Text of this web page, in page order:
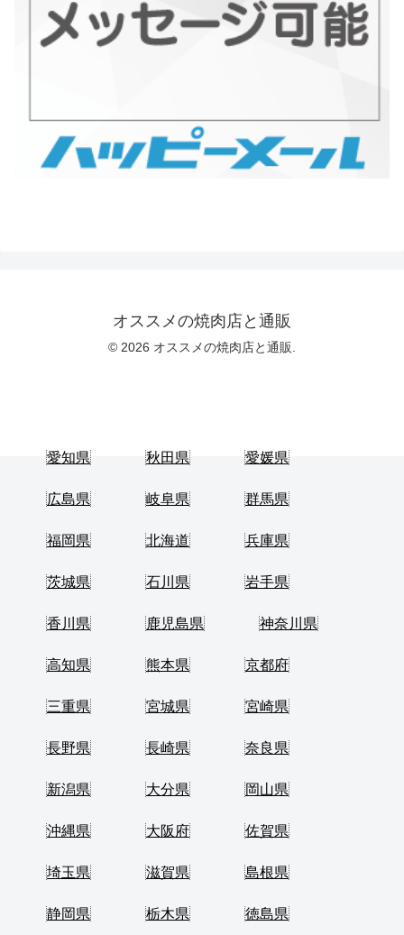
オススメの焼肉店と通販
© 2026 オススメの焼肉店と通販.
愛知県 秋田県 愛媛県
広島県 岐阜県 群馬県
福岡県 北海道 兵庫県
茨城県 石川県 岩手県
香川県 鹿児島県 神奈川県
高知県 熊本県 京都府
三重県 宮城県 宮崎県
長野県 長崎県 奈良県
新潟県 大分県 岡山県
沖縄県 大阪府 佐賀県
埼玉県 滋賀県 島根県
静岡県 栃木県 徳島県